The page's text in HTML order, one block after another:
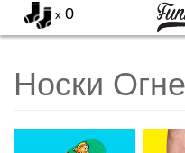
x 0
Носки